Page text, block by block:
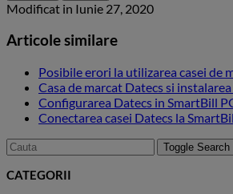
Modificat in Iunie 27, 2020
Articole similare
Posibile erori la utilizarea casei de
Casa de marcat Datecs si
Configurarea Datecs in SmartBill
Conectarea casei Datecs la
Toggle Search
CATEGORII